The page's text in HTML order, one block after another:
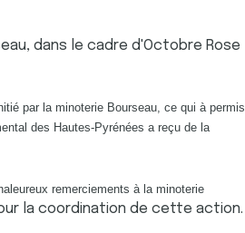
dans le cadre d'Octobre Rose
par la minoterie Bourseau, ce qui à permis
des Hautes-Pyrénées a reçu de la
remerciements à la minoterie
la coordination de cette action.